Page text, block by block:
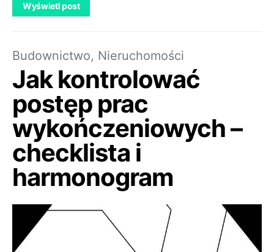
Wyświetl post
Budownictwo, Nieruchomości
Jak kontrolować
postęp prac
wykończeniowych –
checklista i
harmonogram